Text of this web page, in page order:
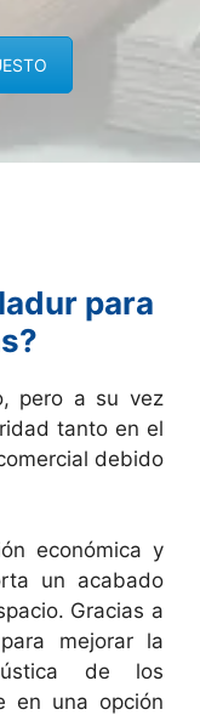
para
pero a su vez
tanto en el
debido
económica y
un acabado
Gracias a
mejorar la
de los
en una opción